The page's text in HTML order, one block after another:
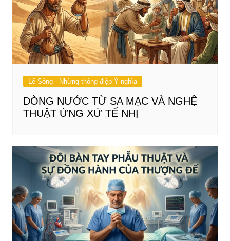
Lẽ Sống - Những thông điệp Ý nghĩa
DÒNG NƯỚC TỪ SA MẠC VÀ NGHỆ
THUẬT ỨNG XỬ TẾ NHỊ